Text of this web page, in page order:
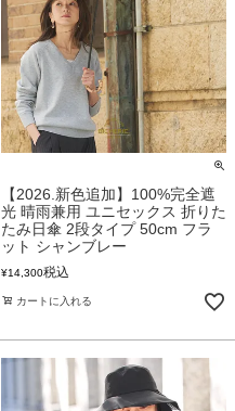
【2026.新色追加】100%完全遮
光 晴雨兼用 ユニセックス 折りた
たみ日傘 2段タイプ 50cm フラ
ット シャンブレー
¥14,300税込
カートに入れる